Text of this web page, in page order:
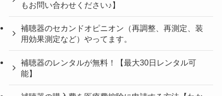
もお問い合わせください♪】
補聴器のセカンドオピニオン（再調整、再測定、装
用効果測定など）やってます。
補聴器のレンタルが無料！【最大30日レンタル可
能】